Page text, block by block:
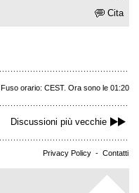
Cita
Fuso orario: CEST. Ora sono le 01:20
Discussioni più vecchie
Privacy Policy - Contatti